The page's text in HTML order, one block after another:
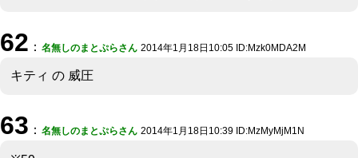
62 ： 名無しのまとぷらさん 2014年1月18日10:05 ID:Mzk0MDA2M
キティ の 威圧
63 ： 名無しのまとぷらさん 2014年1月18日10:39 ID:MzMyMjM1N